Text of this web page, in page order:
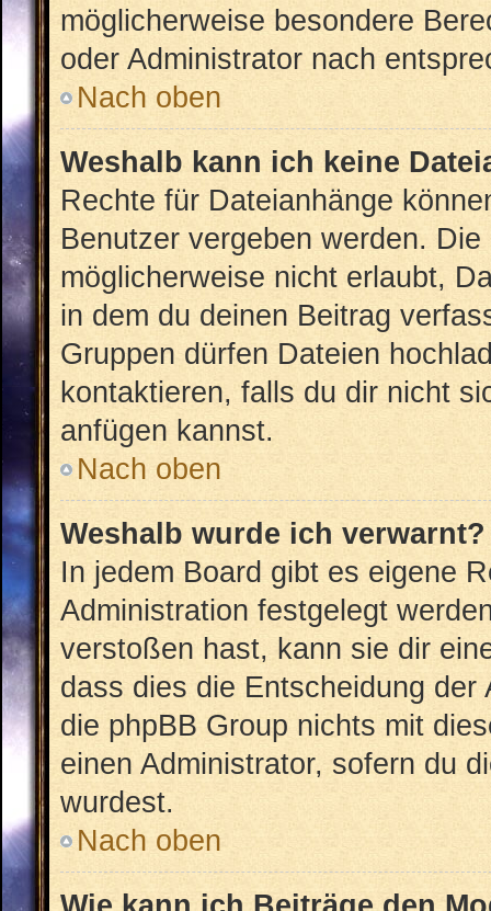
möglicherweise besondere
oder Administrator nach
Nach oben
Weshalb kann ich keine
Rechte für Dateianhänge
Benutzer vergeben werden.
möglicherweise nicht erlaubt,
in dem du deinen Beitrag
Gruppen dürfen Dateien
kontaktieren, falls du dir nicht
anfügen kannst.
Nach oben
Weshalb wurde ich verwarnt?
In jedem Board gibt es eigene
Administration festgelegt
verstoßen hast, kann sie dir
dass dies die Entscheidung
die phpBB Group nichts mit
einen Administrator, sofern du
wurdest.
Nach oben